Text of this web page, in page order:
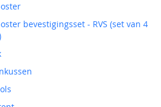
bevestigingsset - RVS (set van 4